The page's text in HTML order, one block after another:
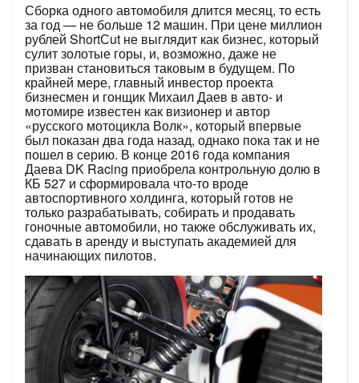
Сборка одного автомобиля длится месяц, то есть
за год — не больше 12 машин. При цене миллион
рублей ShortСut не выглядит как бизнес, который
сулит золотые горы, и, возможно, даже не
призван становиться таковым в будущем. По
крайней мере, главный инвестор проекта
бизнесмен и гонщик Михаил Даев в авто- и
мотомире известен как визионер и автор
«русского мотоцикла Волк», который впервые
был показан два года назад, однако пока так и не
пошел в серию. В конце 2016 года компания
Даева DK Racing приобрела контрольную долю в
КБ 527 и сформировала что-то вроде
автоспортивного холдинга, который готов не
только разрабатывать, собирать и продавать
гоночные автомобили, но также обслуживать их,
сдавать в аренду и выступать академией для
начинающих пилотов.